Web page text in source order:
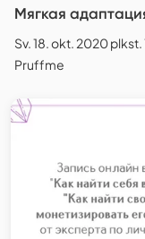
Мягкая
Sv. 18. okt. 2020
Pruffme